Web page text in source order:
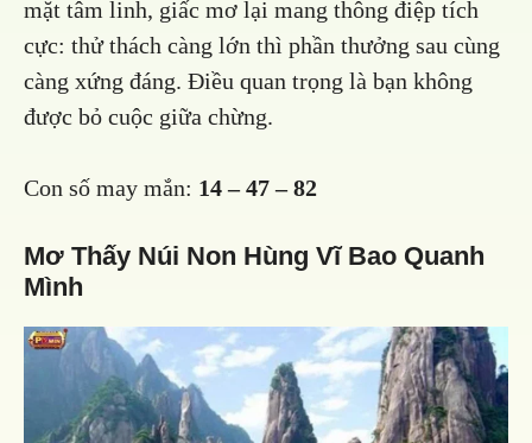
mặt tâm linh, giấc mơ lại mang thông điệp tích
cực: thử thách càng lớn thì phần thưởng sau cùng
càng xứng đáng. Điều quan trọng là bạn không
được bỏ cuộc giữa chừng.
Con số may mắn: 14 – 47 – 82
Mơ Thấy Núi Non Hùng Vĩ Bao Quanh
Mình